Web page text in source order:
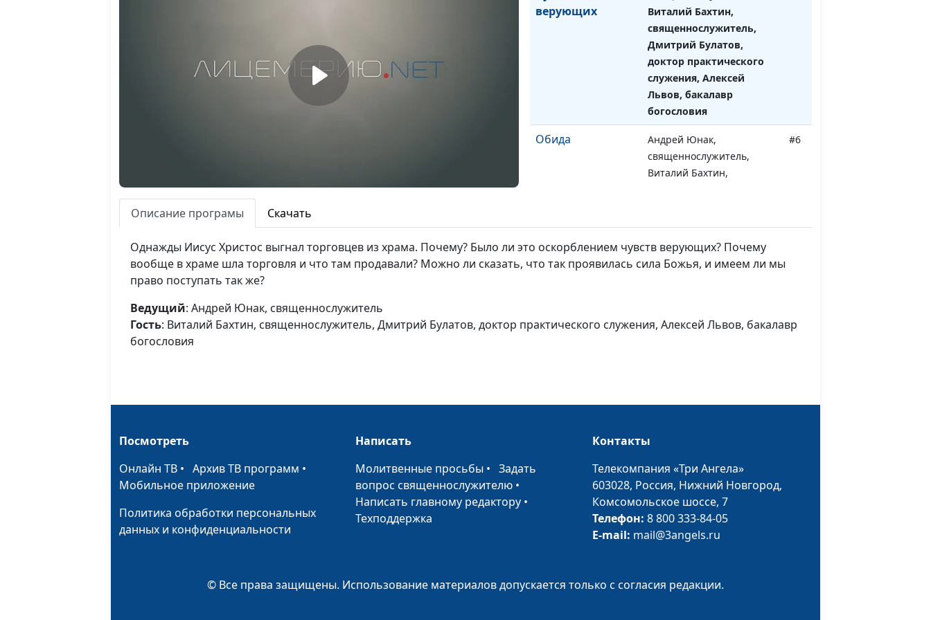
верующих
Виталий Бахтин,
священнослужитель,
Дмитрий Булатов,
доктор практического
служения, Алексей
Львов, бакалавр
богословия
Обида
Андрей Юнак,
священнослужитель,
Виталий Бахтин,
богословия
#6
Виталий Бахтин,
священнослужитель,
священнослужитель,
Виталий Бахтин,
священнослужитель,
Дмитрий Булатов, доктор
практического служения,
Алексей Львов, бакалавр
богословия
священнослужитель,
Описание програмы Скачать
Однажды Иисус Христос выгнал торговцев из храма. Почему? Было ли это оскорблением чувств верующих? Почему
вообще в храме шла торговля и что там продавали? Можно ли сказать, что так проявилась сила Божья, и имеем ли мы
право поступать так же?
Ведущий: Андрей Юнак, священнослужитель
Гость: Виталий Бахтин, священнослужитель, Дмитрий Булатов, доктор практического служения, Алексей Львов, бакалавр
богословия
Посмотреть
Онлайн ТВ • Архив ТВ программ •
Мобильное приложение
Политика обработки персональных
данных и конфиденциальности
Написать
Молитвенные просьбы •Задать
вопрос священнослужителю •
Написать главному редактору •
Техподдержка
Контакты
Телекомпания «Три Ангела»
603028, Россия, Нижний Новгород,
Комсомольское шоссе, 7
Телефон: 8 800 333-84-05
E-mail: mail@3angels.ru
© Все права защищены. Использование материалов допускается только с согласия редакции.